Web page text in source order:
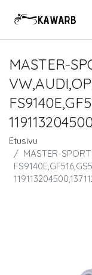
MASTER-
Etusivu
MASTER-